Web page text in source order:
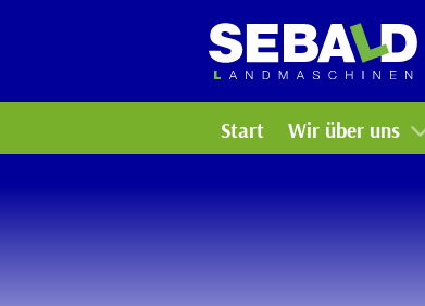
Start Wir über uns
Arbeiten bei uns
Bildergalerie